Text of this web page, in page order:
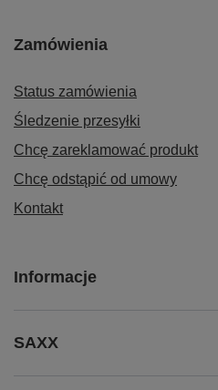
Zamówienia
Status zamówienia
Śledzenie przesyłki
Chcę zareklamować produkt
Chcę odstąpić od umowy
Kontakt
Informacje
SAXX